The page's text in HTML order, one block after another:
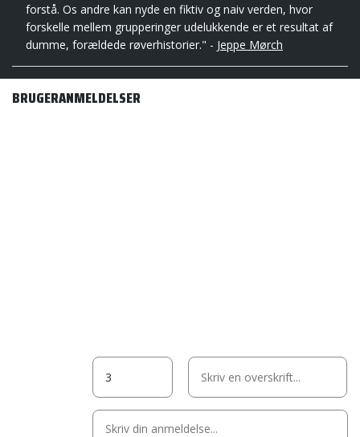
forstå. Os andre kan nyde en fiktiv og naiv verden, hvor
forskelle mellem grupperinger udelukkende er et resultat af
dumme, forældede røverhistorier." - Jeppe Mørch
BRUGERANMELDELSER